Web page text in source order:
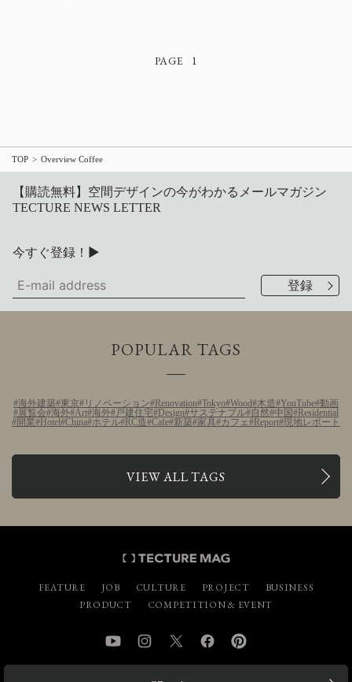
1
TOP Overview Coffee
【購読無料】空間デザインの今がわかるメールマガジン
TECTURE NEWS LETTER
今すぐ登録！▶
POPULAR TAGS
海外建築 東京 リノベーション Renovation Tokyo Wood 木造 YouTube 動画
展覧会 海外 Art 海外 戸建住宅 Design サステナブル 自然 中国
Residential
開業
Hotel China ホテル RC造 Cafe 新築 家具 カフェ Report 現地レポート
VIEW ALL TAGS
FEATURE JOB CULTURE PROJECT
BUSINESS
PRODUCT
COMPETITION & EVENT
YouTube InstagramTwitter Facebook